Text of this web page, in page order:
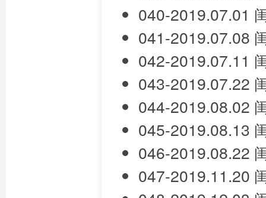
040-2019.07.01
041-2019.07.08
042-2019.07.11
043-2019.07.22
044-2019.08.02
045-2019.08.13
046-2019.08.22
047-2019.11.20